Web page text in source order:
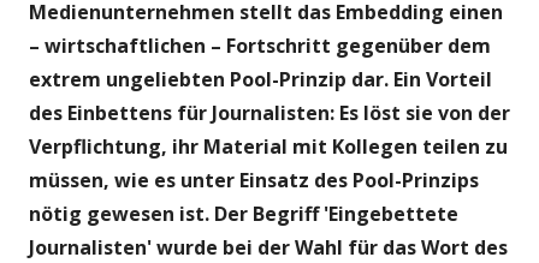
Medienunternehmen stellt das Embedding einen
– wirtschaftlichen – Fortschritt gegenüber dem
extrem ungeliebten Pool-Prinzip dar. Ein Vorteil
des Einbettens für Journalisten: Es löst sie von der
Verpflichtung, ihr Material mit Kollegen teilen zu
müssen, wie es unter Einsatz des Pool-Prinzips
nötig gewesen ist. Der Begriff 'Eingebettete
Journalisten' wurde bei der Wahl für das Wort des